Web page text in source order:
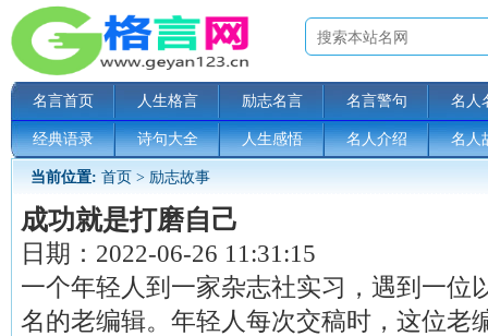
名言首页 人生格言 励志名言 名言警句 名人
经典语录 诗句大全 人生感悟 名人介绍 名人
当前位置: 首页 > 励志故事
成功就是打磨自己
日期： 2022-06-26 11:31:15
一个年轻人到一家杂志社实习，遇到一位
名的老编辑。年轻人每次交稿时，这位老